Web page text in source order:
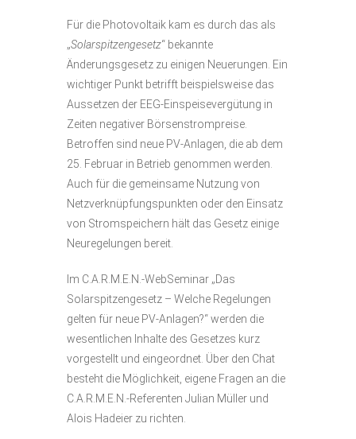
Für die Photovoltaik kam es durch das als
„Solarspitzengesetz“ bekannte
Änderungsgesetz zu einigen Neuerungen. Ein
wichtiger Punkt betrifft beispielsweise das
Aussetzen der EEG-Einspeisevergütung in
Zeiten negativer Börsenstrompreise.
Betroffen sind neue PV-Anlagen, die ab dem
25. Februar in Betrieb genommen werden.
Auch für die gemeinsame Nutzung von
Netzverknüpfungspunkten oder den Einsatz
von Stromspeichern hält das Gesetz einige
Neuregelungen bereit.
Im C.A.R.M.E.N.-WebSeminar „Das
Solarspitzengesetz – Welche Regelungen
gelten für neue PV-Anlagen?“ werden die
wesentlichen Inhalte des Gesetzes kurz
vorgestellt und eingeordnet. Über den Chat
besteht die Möglichkeit, eigene Fragen an die
C.A.R.M.E.N.-Referenten Julian Müller und
Alois Hadeier zu richten.